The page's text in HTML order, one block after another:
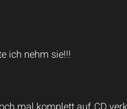
ich nehm sie!!!